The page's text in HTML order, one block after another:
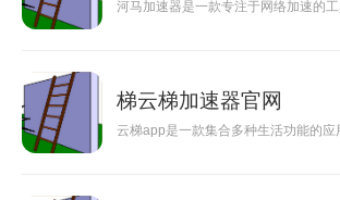
河马加速器是一款专注于网络加速的
梯云梯加速器官网
云梯app是一款集合多种生活功能的